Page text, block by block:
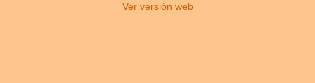
Ver versión web